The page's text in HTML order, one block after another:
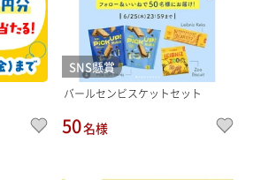
SNS懸賞
バールセンビスケットセット
50名様